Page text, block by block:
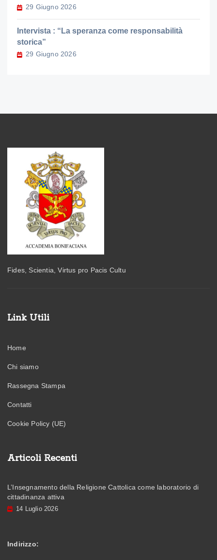
29 Giugno 2026
Intervista : “La speranza come responsabilità
storica”
29 Giugno 2026
Fides, Scientia, Virtus pro Pacis Cultu
Link Utili
Home
Chi siamo
Rassegna Stampa
Contatti
Cookie Policy (UE)
Articoli Recenti
L’Insegnamento della Religione Cattolica come laboratorio di
cittadinanza attiva
14 Luglio 2026
Indirizzo: